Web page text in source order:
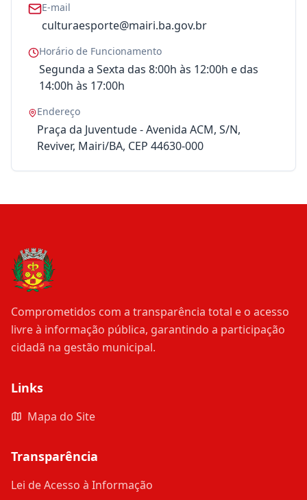
E-mail
culturaesporte@mairi.ba.gov.br
Horário de Funcionamento
Segunda a Sexta das 8:00h às 12:00h e das
14:00h às 17:00h
Endereço
Praça da Juventude - Avenida ACM, S/N,
Reviver, Mairi/BA, CEP 44630-000
Comprometidos com a transparência total e o acesso
livre à informação pública, garantindo a participação
cidadã na gestão municipal.
Links
Mapa do Site
Transparência
Lei de Acesso à Informação